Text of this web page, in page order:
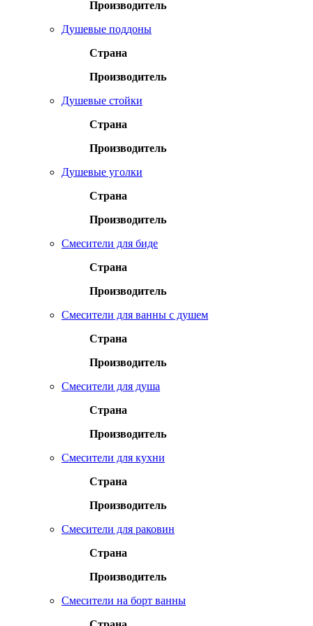
Производитель
Душевые поддоны
Страна
Производитель
Душевые стойки
Страна
Производитель
Душевые уголки
Страна
Производитель
Смесители для биде
Страна
Производитель
Смесители для ванны с душем
Страна
Производитель
Смесители для душа
Страна
Производитель
Смесители для кухни
Страна
Производитель
Смесители для раковин
Страна
Производитель
Смесители на борт ванны